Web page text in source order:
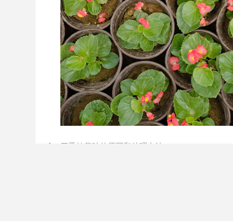
四季桂黄叶的原因和处理办法